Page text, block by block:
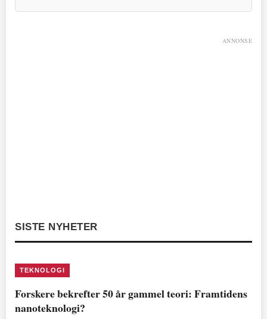
ANNONSE
SISTE NYHETER
TEKNOLOGI
Forskere bekrefter 50 år gammel teori: Framtidens
nanoteknologi?